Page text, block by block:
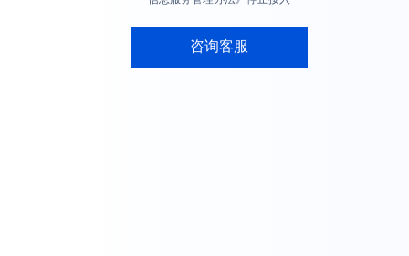
咨询客服